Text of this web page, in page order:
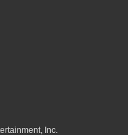
Inc.